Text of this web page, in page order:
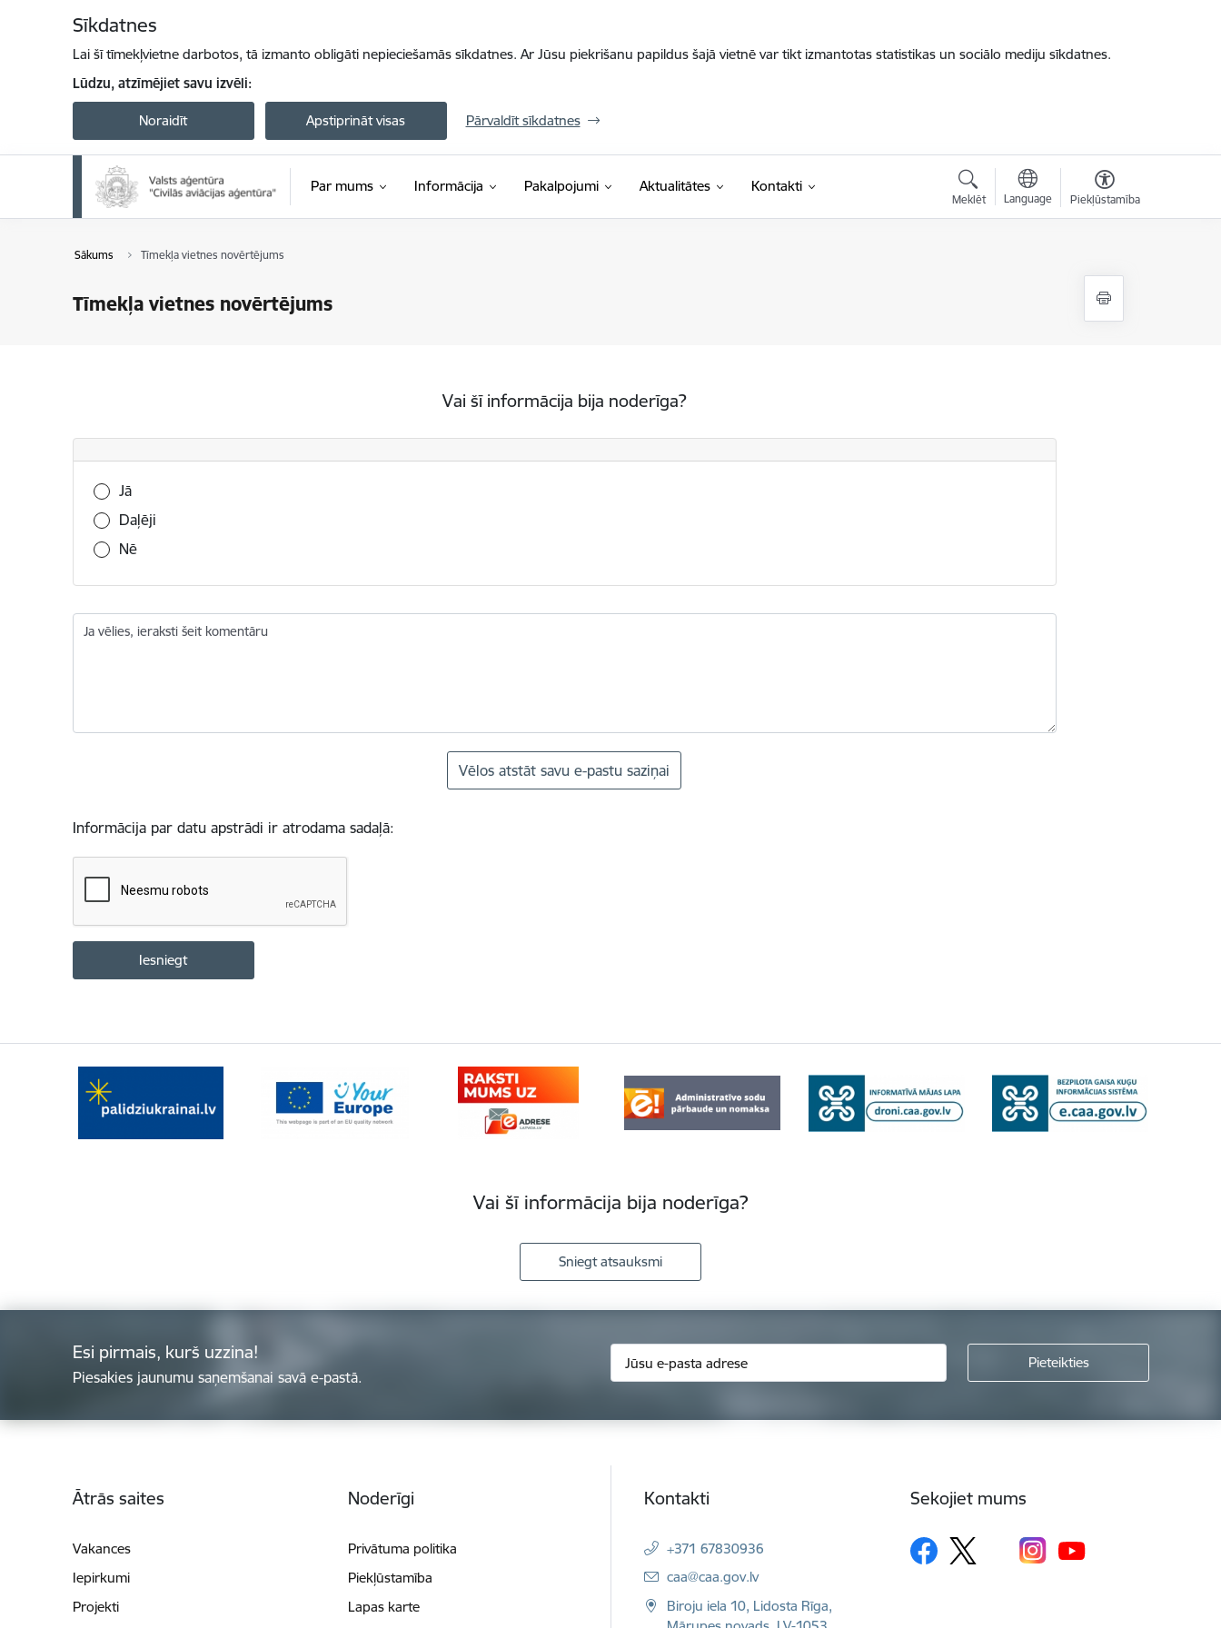
Sīkdatnes
Lai šī tīmekļvietne darbotos, tā izmanto obligāti nepieciešamās sīkdatnes. Ar Jūsu piekrišanu papildus šajā vietnē var tikt izmantotas statistikas un sociālo mediju sīkdatnes.
Lūdzu, atzīmējiet savu izvēli:
Noraidīt Apstiprināt visas Pārvaldīt sīkdatnes
Par mums Informācija Pakalpojumi Aktualitātes Kontakti
Meklēt Language Piekļūstamība
Sākums Tīmekļa vietnes novērtējums
Tīmekļa vietnes novērtējums
Vai šī informācija bija noderīga?
Vai šī informācija bija noderīga?
Jā
Daļēji
Nē
Ja vēlies, ieraksti šeit komentāru
Vēlos atstāt savu e-pastu saziņai
Informācija par datu apstrādi ir atrodama sadaļā:
Vai šī informācija bija noderīga?
Sniegt atsauksmi
Esi pirmais, kurš uzzina!
Piesakies jaunumu saņemšanai savā e-pastā.
Ātrās saites
Vakances
Iepirkumi
Projekti
Noderīgi
Privātuma politika
Piekļūstamība
Lapas karte
Kontakti
+371 67830936
E-pasts:
caa@caa.gov.lv
Biroju iela 10, Lidosta Rīga,
Sekojiet mums